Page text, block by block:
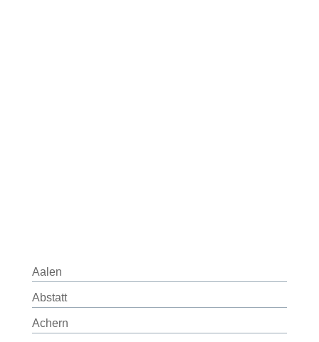
Aalen
Abstatt
Achern